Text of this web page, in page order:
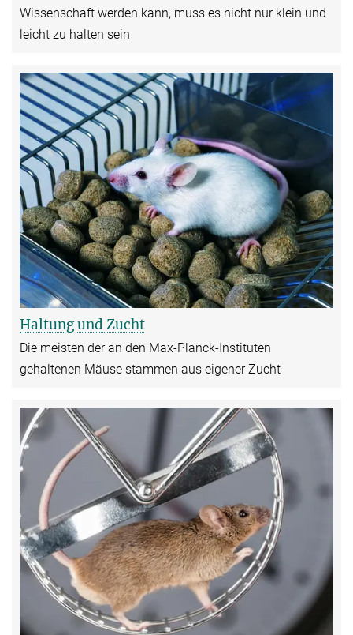
Wissenschaft werden kann, muss es nicht nur klein und
leicht zu halten sein
Haltung und Zucht
Die meisten der an den Max-Planck-Instituten
gehaltenen Mäuse stammen aus eigener Zucht